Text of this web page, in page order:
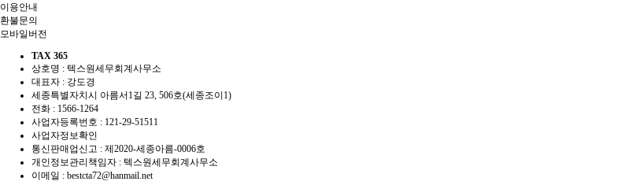
이용안내
환불문의
모바일버전
TAX 365
상호명 : 텍스원세무회계사무소
대표자 : 강도경
세종특별자치시 아름서1길 23, 506호(세종조이1)
전화 : 1566-1264
사업자등록번호 : 121-29-51511
사업자정보확인
통신판매업신고 : 제2020-세종아름-0006호
개인정보관리책임자 : 텍스원세무회계사무소
이메일 : bestcta72@hanmail.net